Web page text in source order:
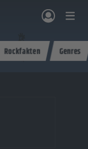
ROCKCOMMUNITY SHOPPEN
Rockfakten Genres